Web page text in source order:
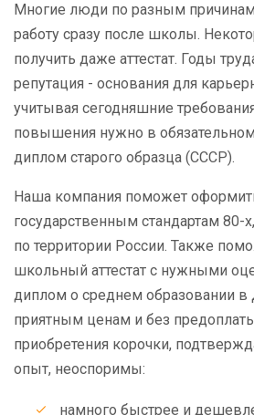
Многие люди по разным причинам
работу сразу после школы.
получить даже аттестат. Годы
репутация - основания для
учитывая сегодняшние
повышения нужно в
диплом старого образца (СССР).
Наша компания поможет
государственным стандартам 80-
по территории России. Также
школьный аттестат с нужными
диплом о среднем образовании
приятным ценам и без
приобретения корочки,
опыт, неоспоримы:
намного быстрее и